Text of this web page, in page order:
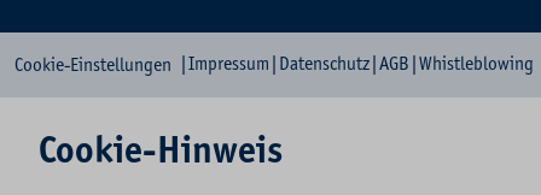
Cookie-Einstellungen Impressum Datenschutz AGB Whistleblowing
Cookie-Hinweis